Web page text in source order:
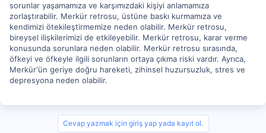
sorunlar yaşamamıza ve karşımızdaki kişiyi anlamamıza
zorlaştırabilir. Merkür retrosu, üstüne baskı kurmamıza ve
kendimizi ötekileştirmemize neden olabilir. Merkür retrosu,
bireysel ilişkilerimizi de etkileyebilir. Merkür retrosu, karar verme
konusunda sorunlara neden olabilir. Merkür retrosu sırasında,
öfkeyi ve öfkeyle ilgili sorunların ortaya çıkma riski vardır. Ayrıca,
Merkür'ün geriye doğru hareketi, zihinsel huzursuzluk, stres ve
depresyona neden olabilir.
Cevap yazmak için giriş yap yada kayıt ol.